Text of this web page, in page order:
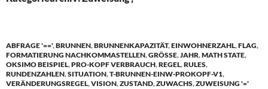
ABFRAGE '==',BRUNNEN,BRUNNENKAPAZITÄT,EINWOHNERZAHL,FLAG,
FORMATIERUNG NACHKOMMASTELLEN,GRÖSSE ,JAHR,MATH STATE,
OKSIMO BEISPIEL,PRO-KOPF VERBRAUCH,REGEL,RULES,
RUNDENZAHLEN,SITUATION,T-BRUNNEN-EINW-PROKOPF-V1,
VERÄNDERUNGSREGEL,VISION,ZUSTAND,ZUWACHS,ZUWEISUNG '='